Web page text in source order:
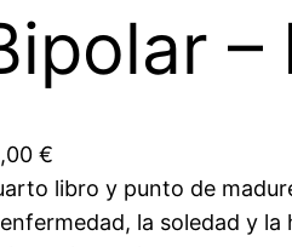
–
€
libro y punto de
la soledad y